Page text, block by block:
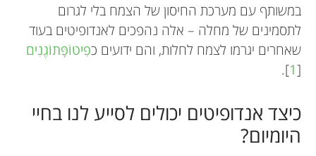
במשותף עם מערכת החיסון של הצמח בלי לגרום
לתסמינים של מחלה – אלה נהפכים לאנדופיטים בעוד
שאחרים יגרמו לצמח לחלות, והם ידועים כפִיטוֺפָּתוֹגֶנִים
[
1
].
כיצד אנדופיטים יכולים לסייע לנו בחיי
היומיום?